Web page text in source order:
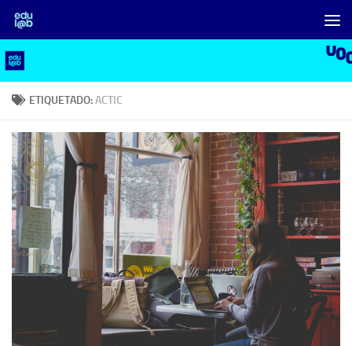
Saltar al contenido
ETIQUETADO:ACTIC